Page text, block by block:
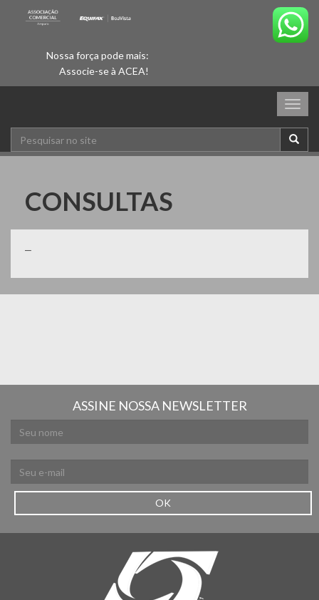
Nossa força pode mais:
Associe-se à ACEA!
CONSULTAS
–
ASSINE NOSSA NEWSLETTER
OK